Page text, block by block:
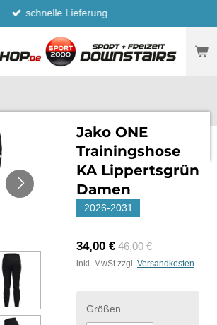
schnelle Lieferung
Jako ONE
Trainingshose
KA Lippertsgrün
Damen
2026-2031
34,00 € 46,00 €
inkl. MwSt zzgl. Versandkosten
Größen